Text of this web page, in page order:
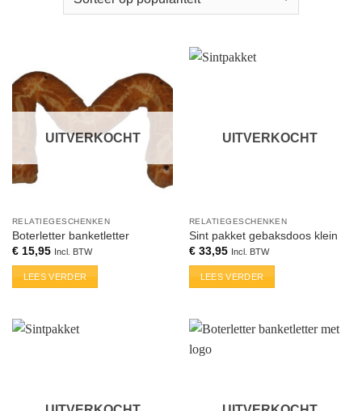
UITVERKOCHT
RELATIEGESCHENKEN
Boterletter banketletter
€15,95 Incl. BTW
LEES VERDER
UITVERKOCHT
RELATIEGESCHENKEN
Sint pakket gebaksdoos klein
€33,95 Incl. BTW
LEES VERDER